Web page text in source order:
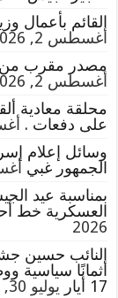
القائم بأعمال
أغسطس 2, 2026
مصدر مقرب من
أغسطس 2, 2026
محلقة معادية
على دفعات .
وسائل إعلام
الجمهور غبي
بمناسبة عيد
العسكرية خط
2026
النائب حسين
أثمانًا سياسية
17 أيار
يوليو 30, 2026